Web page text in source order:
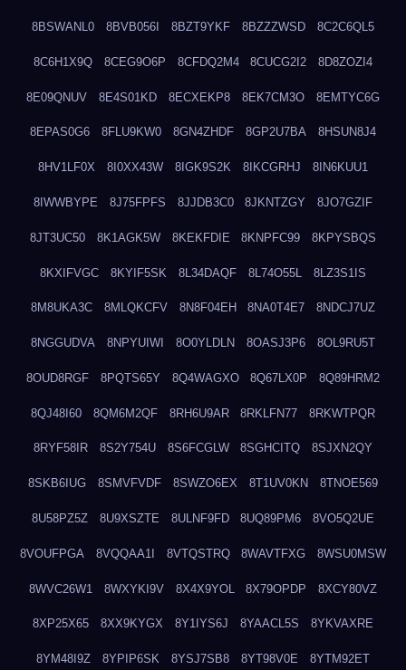
8BSWANL0 8BVB056I 8BZT9YKF 8BZZZWSD 8C2C6QL5
8C6H1X9Q 8CEG9O6P 8CFDQ2M4 8CUCG2I2 8D8ZOZI4
8E09QNUV 8E4S01KD 8ECXEKP8 8EK7CM3O 8EMTYC6G
8EPAS0G6 8FLU9KW0 8GN4ZHDF 8GP2U7BA 8HSUN8J4
8HV1LF0X 8I0XX43W 8IGK9S2K 8IKCGRHJ 8IN6KUU1
8IWWBYPE 8J75FPFS 8JJDB3C0 8JKNTZGY 8JO7GZIF
8JT3UC50 8K1AGK5W 8KEKFDIE 8KNPFC99 8KPYSBQS
8KXIFVGC 8KYIF5SK 8L34DAQF 8L74O55L 8LZ3S1IS
8M8UKA3C 8MLQKCFV 8N8F04EH 8NA0T4E7 8NDCJ7UZ
8NGGUDVA 8NPYUIWI 8O0YLDLN 8OASJ3P6 8OL9RU5T
8OUD8RGF 8PQTS65Y 8Q4WAGXO 8Q67LX0P 8Q89HRM2
8QJ48I60 8QM6M2QF 8RH6U9AR 8RKLFN77 8RKWTPQR
8RYF58IR 8S2Y754U 8S6FCGLW 8SGHCITQ 8SJXN2QY
8SKB6IUG 8SMVFVDF 8SWZO6EX 8T1UV0KN 8TNOE569
8U58PZ5Z 8U9XSZTE 8ULNF9FD 8UQ89PM6 8VO5Q2UE
8VOUFPGA 8VQQAA1I 8VTQSTRQ 8WAVTFXG 8WSU0MSW
8WVC26W1 8WXYKI9V 8X4X9YOL 8X79OPDP 8XCY80VZ
8XP25X65 8XX9KYGX 8Y1IYS6J 8YAACL5S 8YKVAXRE
8YM48I9Z 8YPIP6SK 8YSJ7SB8 8YT98V0E 8YTM92ET